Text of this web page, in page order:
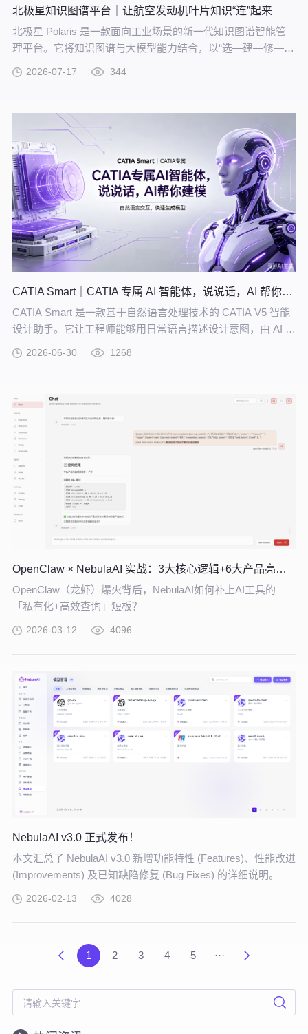
北极星知识图谱平台｜让航空发动机叶片知识“连”起来
北极星 Polaris 是一款面向工业场景的新一代知识图谱智能管
理平台。它将知识图谱与大模型能力结合，以“选—建—修—
的知识网络。
2026-07-17 344
CATIA Smart｜CATIA 专属 AI 智能体，说说话，AI 帮你建模
CATIA Smart 是一款基于自然语言处理技术的 CATIA V5 智能
设计助手。它让工程师能够用日常语言描述设计意图，由 AI 自
2026-06-30 1268
OpenClaw × NebulaAI 实战：3大核心逻辑+6大产品亮点，企业 AI 提效必看
OpenClaw（龙虾）爆火背后，NebulaAI如何补上AI工具的
「私有化+高效查询」短板？
2026-03-12 4096
NebulaAI v3.0 正式发布！
本文汇总了 NebulaAI v3.0 新增功能特性 (Features)、性能改进
(Improvements) 及已知缺陷修复 (Bug Fixes) 的详细说明。
2026-02-13 4028
1 2 3 4 5 ···